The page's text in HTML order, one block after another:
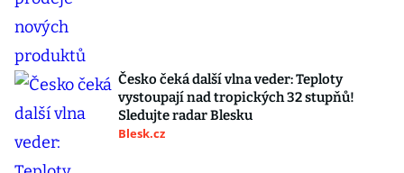
Česko čeká další vlna veder: Teploty
vystoupají nad tropických 32 stupňů!
Sledujte radar Blesku
Blesk.cz